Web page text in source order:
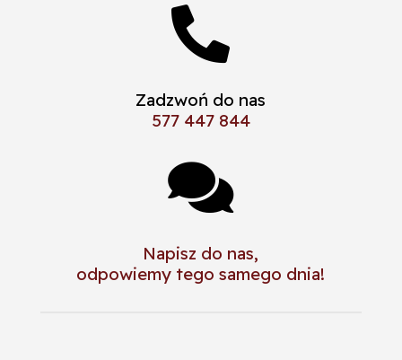

Zadzwoń do nas
577 447 844

Napisz do nas,
odpowiemy tego samego dnia!